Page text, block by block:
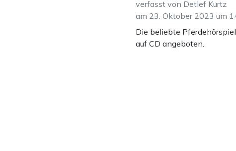
verfasst von Detlef Kurtz
am 23. Oktober 2023 um
Die beliebte
auf CD angeboten.